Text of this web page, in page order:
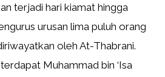
terjadi hari kiamat hingga
urusan lima puluh orang
oleh At-Thabrani.
Muhammad bin ‘Isa